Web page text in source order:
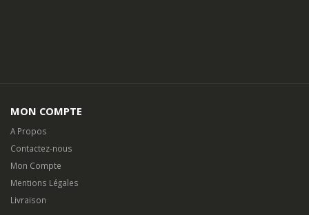
MON COMPTE
A Propos
Contactez-nous
Mon Compte
Mentions Légales
Livraison